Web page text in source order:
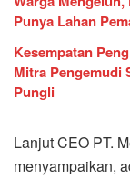
Punya Lahan
Kesempatan
Mitra Pengemudi
Pungli
Lanjut CEO PT.
menyampaikan,